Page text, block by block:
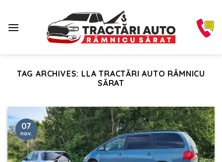
content
TAG ARCHIVES: LLA TRACTĂRI AUTO RÂMNICU
SĂRAT
07
nov.